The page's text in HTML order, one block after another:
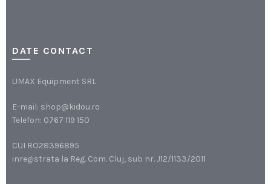
DATE CONTACT
UMAX Equipment SRL
E-mail: shop@kidou.ro
Telefon: 0767 119 150
CUI RO28396895
inregistrata la Reg. Com. Cluj, sub nr. J12/1133/2011